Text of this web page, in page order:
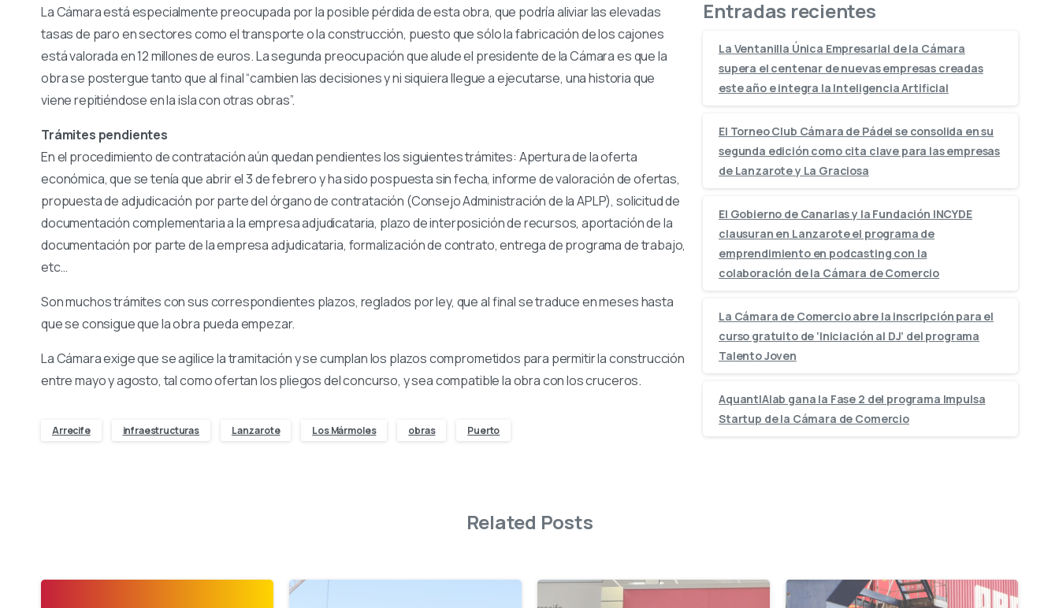
La Cámara está especialmente preocupada por la posible pérdida de esta obra, que podría aliviar las elevadas
tasas de paro en sectores como el transporte o la construcción, puesto que sólo la fabricación de los cajones
está valorada en 12 millones de euros. La segunda preocupación que alude el presidente de la Cámara es que la
obra se postergue tanto que al final “cambien las decisiones y ni siquiera llegue a ejecutarse, una historia que
viene repitiéndose en la isla con otras obras”.
Trámites pendientes
En el procedimiento de contratación aún quedan pendientes los siguientes trámites: Apertura de la oferta
económica, que se tenía que abrir el 3 de febrero y ha sido pospuesta sin fecha, informe de valoración de ofertas,
propuesta de adjudicación por parte del órgano de contratación (Consejo Administración de la APLP), solicitud de
documentación complementaria a la empresa adjudicataria, plazo de interposición de recursos, aportación de la
documentación por parte de la empresa adjudicataria, formalización de contrato, entrega de programa de trabajo,
etc…
Son muchos trámites con sus correspondientes plazos, reglados por ley, que al final se traduce en meses hasta
que se consigue que la obra pueda empezar.
La Cámara exige que se agilice la tramitación y se cumplan los plazos comprometidos para permitir la construcción
entre mayo y agosto, tal como ofertan los pliegos del concurso, y sea compatible la obra con los cruceros.
Arrecife infraestructuras Lanzarote Los Mármoles obras Puerto
Entradas recientes
La Ventanilla Única Empresarial de la Cámara
supera el centenar de nuevas empresas creadas
este año e integra la Inteligencia Artificial
El Torneo Club Cámara de Pádel se consolida en su
segunda edición como cita clave para las empresas
de Lanzarote y La Graciosa
El Gobierno de Canarias y la Fundación INCYDE
clausuran en Lanzarote el programa de
emprendimiento en podcasting con la
colaboración de la Cámara de Comercio
La Cámara de Comercio abre la inscripción para el
curso gratuito de ‘Iniciación al DJ’ del programa
Talento Joven
AquantIAlab gana la Fase 2 del programa Impulsa
Startup de la Cámara de Comercio
Related Posts